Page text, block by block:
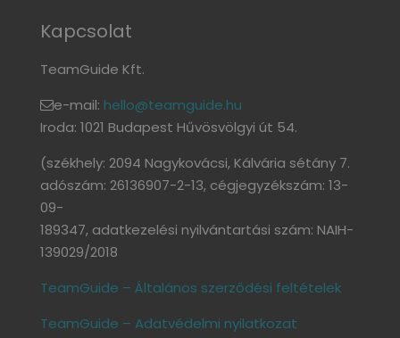
Kapcsolat
TeamGuide Kft.
e-mail: hello@teamguide.hu
Iroda: 1021 Budapest Hűvösvölgyi út 54.
(székhely: 2094 Nagykovácsi, Kálvária sétány 7.
adószám: 26136907-2-13, cégjegyzékszám: 13-
09-
189347, adatkezelési nyilvántartási szám: NAIH-
139029/2018
TeamGuide – Általános szerződési feltételek
TeamGuide – Adatvédelmi nyilatkozat